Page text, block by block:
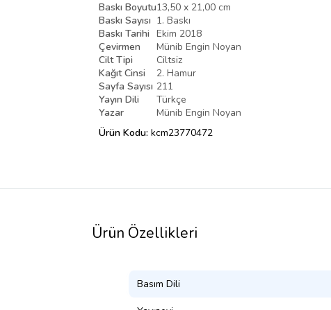
Baskı Boyutu13,50 x 21,00 cm
Baskı Sayısı 1. Baskı
Baskı Tarihi Ekim 2018
Çevirmen
Münib Engin Noyan
Cilt Tipi
Ciltsiz
Kağıt Cinsi
2. Hamur
Sayfa Sayısı 211
Yayın Dili
Türkçe
Yazar
Münib Engin Noyan
Ürün Kodu: kcm23770472
Ürün Özellikleri
Basım Dili